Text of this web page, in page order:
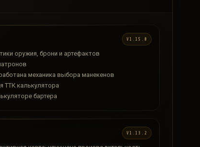
V1.15.0
оружия, брони и артефактов
механика выбора манекенов
ТТК калькулятора
бартера
V1.13.2